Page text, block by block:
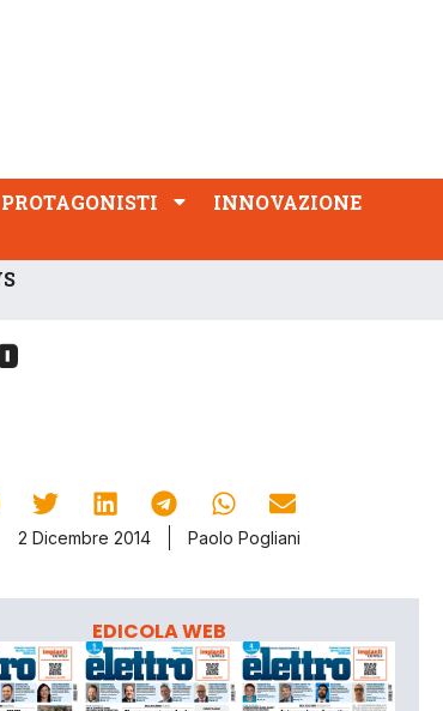
PROTAGONISTI
INNOVAZIONE
2 Dicembre 2014
Paolo Pogliani
EDICOLA WEB